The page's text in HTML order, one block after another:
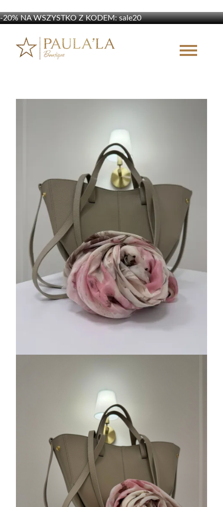
-20% NA WSZYSTKO Z KODEM: sale20